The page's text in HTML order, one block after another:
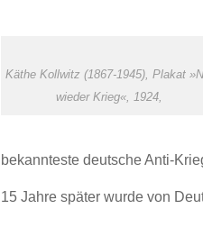
Käthe Kollwitz (1867-1945), Plakat
wieder Krieg«, 1924,
bekannteste deutsche Anti-
15 Jahre später wurde von